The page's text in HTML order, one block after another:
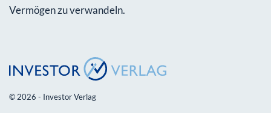
Vermögen zu verwandeln.
© 2026 - Investor Verlag